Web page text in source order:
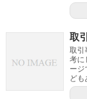
取
取引
考に
ージ
ども